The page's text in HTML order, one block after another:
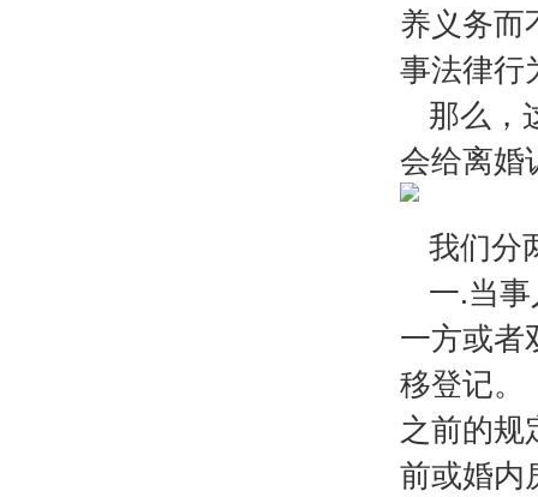
养义务而
事法律行
那么，
会给离婚
我们分
一.当
一方或者
移登记。
之前的规
前或婚内